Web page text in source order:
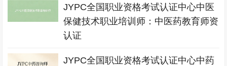
JYPC全国职业资格考试认证中心中医
保健技术职业培训师：中医药教育师资
认证
JYPC全国职业资格考试认证中心中药